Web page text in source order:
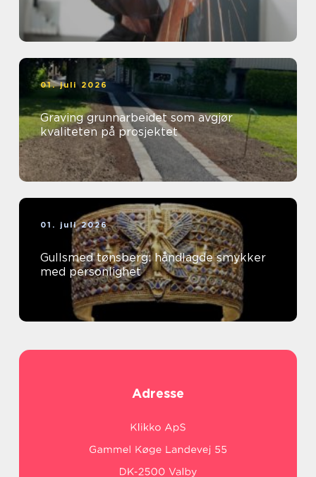
01. juli 2026
Graving grunnarbeidet som avgjør
kvaliteten på prosjektet
01. juli 2026
Gullsmed tønsberg: håndlagde smykker
med personlighet
Adresse